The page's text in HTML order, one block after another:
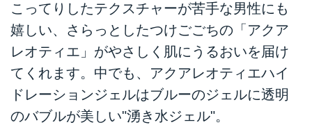
こってりしたテクスチャーが苦手な男性にも
嬉しい、さらっとしたつけごごちの「アクア
レオティエ」がやさしく肌にうるおいを届け
てくれます。中でも、アクアレオティエハイ
ドレーションジェルはブルーのジェルに透明
のバブルが美しい"湧き水ジェル"。